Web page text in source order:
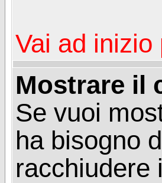
Vai ad inizio
Mostrare il
Se vuoi
ha bisogno